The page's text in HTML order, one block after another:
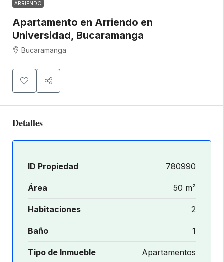
ARRIENDO
Apartamento en Arriendo en
Universidad, Bucaramanga
Bucaramanga
Detalles
ID Propiedad 780990
Área 50 m²
Habitaciones 2
Baño 1
Tipo de Inmueble Apartamentos